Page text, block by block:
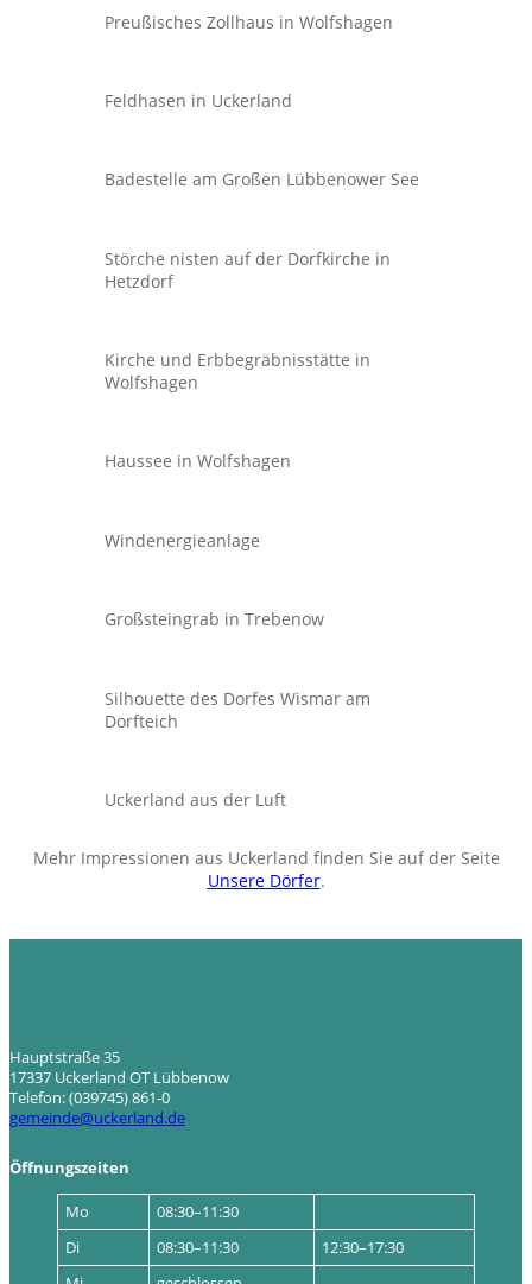
Preußisches Zollhaus in Wolfshagen
Feldhasen in Uckerland
Badestelle am Großen Lübbenower See
Störche nisten auf der Dorfkirche in
Hetzdorf
Kirche und Erbbegräbnisstätte in
Wolfshagen
Haussee in Wolfshagen
Windenergieanlage
Großsteingrab in Trebenow
Silhouette des Dorfes Wismar am
Dorfteich
Uckerland aus der Luft
Mehr Impressionen aus Uckerland finden Sie auf der Seite
Unsere Dörfer.
Hauptstraße 35
17337 Uckerland OT Lübbenow
Telefon: (039745) 861-0
gemeinde@uckerland.de
Öffnungszeiten
Mo
08:30–11:30
Di
08:30–11:30
12:30–17:30